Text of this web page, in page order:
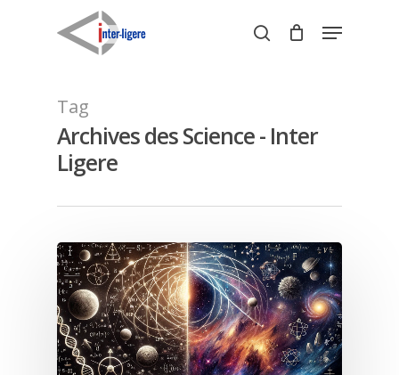
search
Menu
Tag
Archives des Science - Inter
Ligere